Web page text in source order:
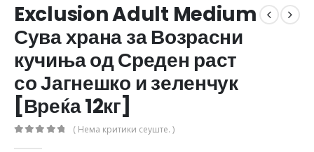
Exclusion Adult Medium
Сува храна за Возрасни
кучиња од Среден раст
со Јагнешко и зеленчук
[Вреќа 12кг]
( Нема критики сеуште. )